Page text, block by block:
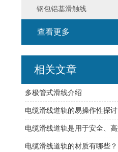
钢包铝基滑触线
查看更多
相关文章
​多极管式滑线介绍
电缆滑线道轨的易操作性探讨
电缆滑线道轨的材质有哪些？